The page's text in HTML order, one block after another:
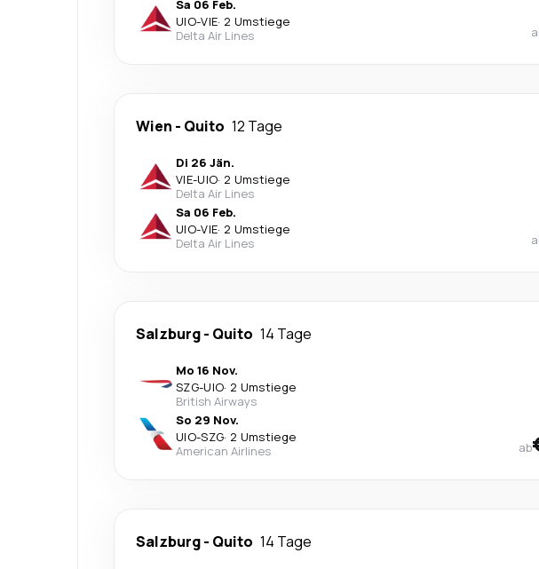
Sa 06 Feb.
UIO-VIE· 2 Umstiege
Delta Air Lines
Wien - Quito 12 Tage
Di 26 Jän.
VIE-UIO· 2 Umstiege
Delta Air Lines
Sa 06 Feb.
UIO-VIE· 2 Umstiege
Delta Air Lines
Salzburg- Quito 14 Tage
Mo 16 Nov.
SZG-UIO· 2 Umstiege
British Airways
So 29 Nov.
UIO-SZG· 2 Umstiege
American Airlines
ab
Salzburg- Quito 14 Tage